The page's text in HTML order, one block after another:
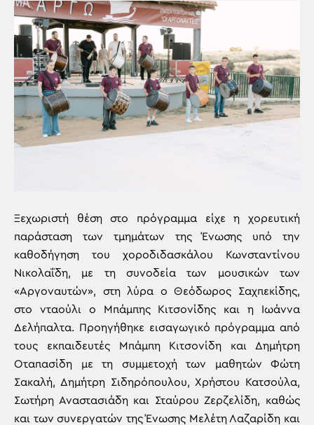
Ξεχωριστή θέση στο πρόγραμμα είχε η χορευτική
παράσταση των τμημάτων της Ένωσης υπό την
καθοδήγηση του χοροδιδασκάλου Κωνσταντίνου
Νικολαΐδη, με τη συνοδεία των μουσικών των
«Αργοναυτών», στη λύρα ο Θεόδωρος Σαχπεκίδης,
στο νταούλι ο Μπάμπης Κιτσονίδης και η Ιωάννα
Δελήπαλτα. Προηγήθηκε εισαγωγικό πρόγραμμα από
τους εκπαιδευτές Μπάμπη Κιτσονίδη και Δημήτρη
Οταπασίδη με τη συμμετοχή των μαθητών Φώτη
Σακαλή, Δημήτρη Σιδηρόπουλου, Χρήστου Κατσούλα,
Σωτήρη Αναστασιάδη και Σταύρου Ζερζελίδη, καθώς
και των συνεργατών της Ένωσης Μελέτη Λαζαρίδη και